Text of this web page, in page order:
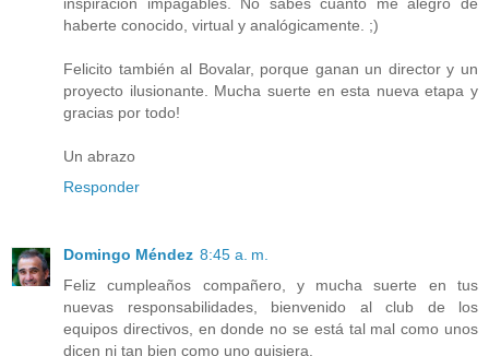
haberte conocido, virtual y analógicamente. ;)
Felicito también al Bovalar, porque ganan un director y un
proyecto ilusionante. Mucha suerte en esta nueva etapa y
gracias por todo!
Un abrazo
Responder
Domingo Méndez 8:45 a. m.
Feliz cumpleaños compañero, y mucha suerte en tus
nuevas responsabilidades, bienvenido al club de los
equipos directivos, en donde no se está tal mal como unos
dicen ni tan bien como uno quisiera.